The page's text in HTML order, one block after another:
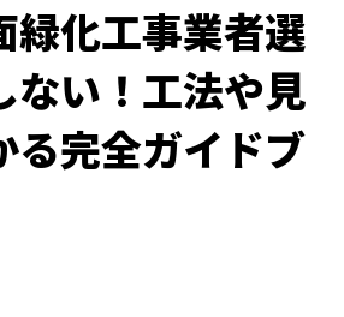
緑化工事業者選
ない！工法や見
る完全ガイドブ